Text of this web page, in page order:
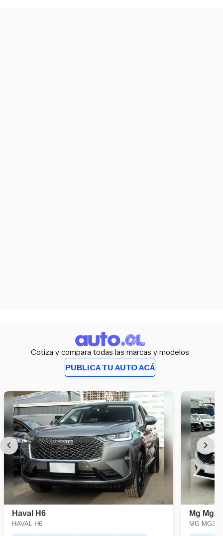
Cotiza y compara todas las marcas y modelos
PUBLICA TU AUTO ACÁ